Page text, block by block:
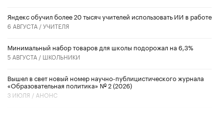
​Яндекс обучил более 20 тысяч учителей использовать ИИ в работе
6 АВГУСТА /УЧИТЕЛЯ
Минимальный набор товаров для школы подорожал на 6,3%
5 АВГУСТА / ШКОЛЬНИКИ
Вышел в свет новый номер научно-публицистического журнала
«Образовательная политика» № 2 (2026)
3 ИЮЛЯ / АНОНС